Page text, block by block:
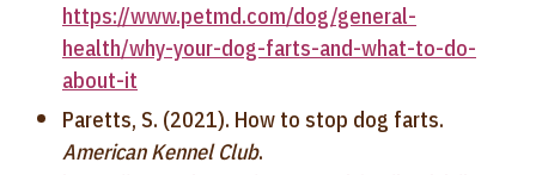
https://www.petmd.com/dog/general-
health/why-your-dog-farts-and-what-to-do-
about-it
Paretts, S. (2021). How to stop dog farts.
American Kennel Club.